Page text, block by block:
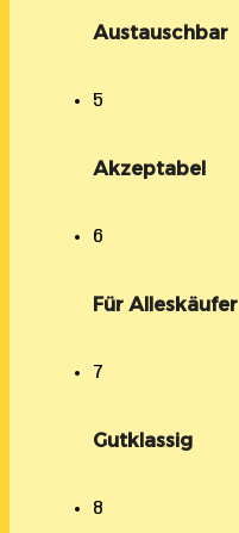
Austauschbar
5
Akzeptabel
6
Für Alleskäufer
7
Gutklassig
8